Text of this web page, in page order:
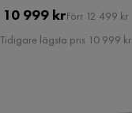
Pris
10 999 krOriginal
Pris
Förr 12 499 kr
Tidigare lägsta pris 10 999 kr